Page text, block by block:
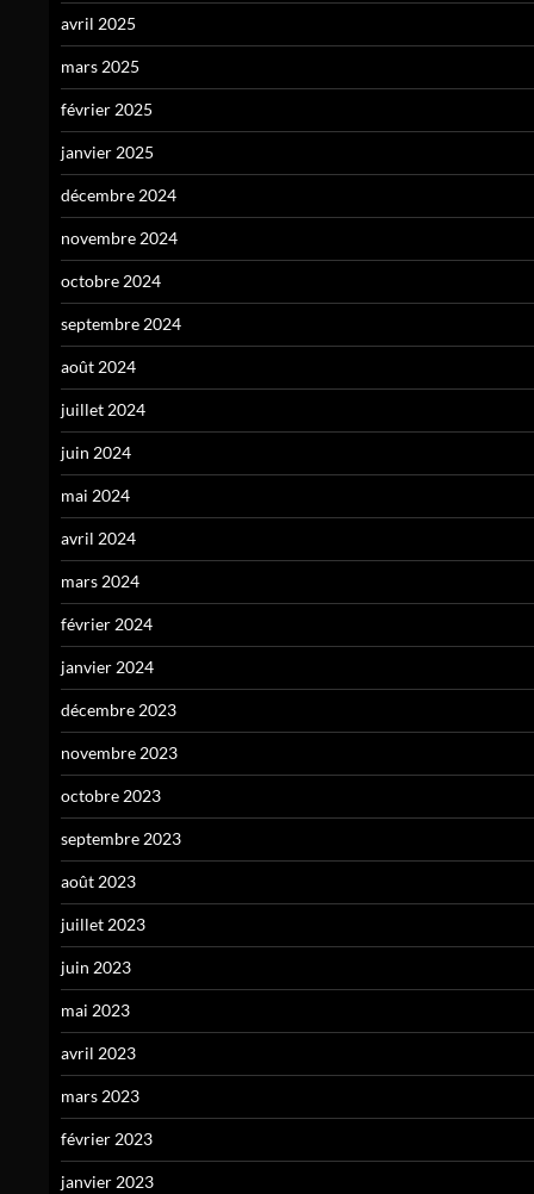
avril 2025
mars 2025
février 2025
janvier 2025
décembre 2024
novembre 2024
octobre 2024
septembre 2024
août 2024
juillet 2024
juin 2024
mai 2024
avril 2024
mars 2024
février 2024
janvier 2024
décembre 2023
novembre 2023
octobre 2023
septembre 2023
août 2023
juillet 2023
juin 2023
mai 2023
avril 2023
mars 2023
février 2023
janvier 2023